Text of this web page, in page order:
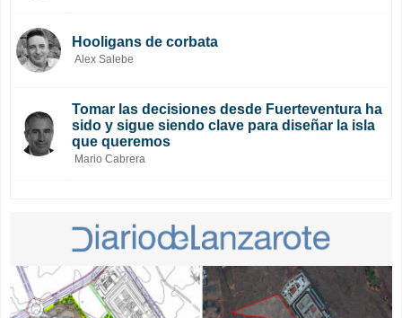
Hooligans de corbata
Alex Salebe
Tomar las decisiones desde Fuerteventura ha
sido y sigue siendo clave para diseñar la isla
que queremos
Mario Cabrera